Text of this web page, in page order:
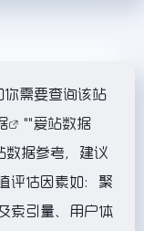
你需要查询该站
""爱站数据
数据参考，建议
评估因素如：聚
索引量、用户体